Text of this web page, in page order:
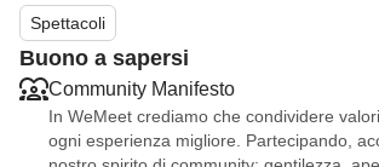
Spettacoli
Buono a sapersi
Community Manifesto
In WeMeet crediamo che condividere
ogni esperienza migliore. Partecipando,